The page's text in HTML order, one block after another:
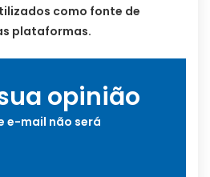
como fonte de
plataformas.
opinião
e-mail não será